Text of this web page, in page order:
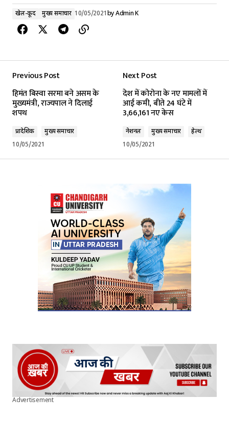
खेल-कूद मुख्य समाचार 10/05/2021byAdmin K
Previous Post
हिमंत बिस्वा सरमा बने असम के
मुख्यमंत्री, राज्यपाल ने दिलाई
शपथ
प्रादेशिक
मुख्य समाचार
10/05/2021
Next Post
देश में कोरोना के नए मामलों में
आई कमी, बीते 24 घंटे में
3,66,161 नए केस
नेशनल मुख्य समाचार
हेल्थ
10/05/2021
Advertisement